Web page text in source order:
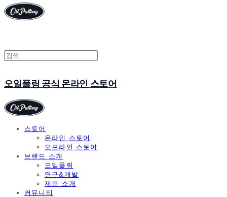
오일풀링 공식 온라인 스토어
스토어
온라인 스토어
오프라인 스토어
브랜드 소개
오일풀링
연구&개발
제품 소개
커뮤니티